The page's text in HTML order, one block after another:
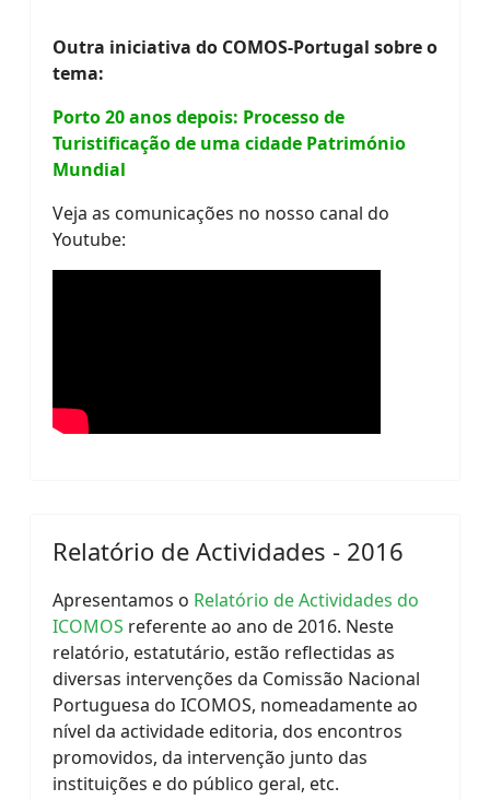
Outra iniciativa do COMOS-Portugal sobre o
tema:
Porto 20 anos depois: Processo de
Turistificação de uma cidade Património
Mundial
Veja as comunicações no nosso canal do
Youtube:
Relatório de Actividades - 2016
Apresentamos o Relatório de Actividades do
ICOMOS referente ao ano de 2016. Neste
relatório, estatutário, estão reflectidas as
diversas intervenções da Comissão Nacional
Portuguesa do ICOMOS, nomeadamente ao
nível da actividade editoria, dos encontros
promovidos, da intervenção junto das
instituições e do público geral, etc.